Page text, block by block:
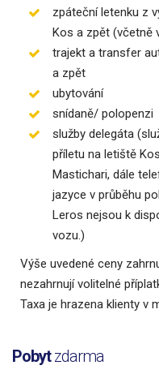
zpáteční letenku z
Kos a zpět (včetně
trajekt a transfer
a zpět
ubytování
snídaně/ polopenzi
služby delegáta
příletu na letiště
Mastichari, dále
jazyce v průběhu
Leros nejsou k
vozu.)
Výše uvedené ceny
nezahrnují volitelné
Taxa je hrazena klienty v
Pobytzdarma